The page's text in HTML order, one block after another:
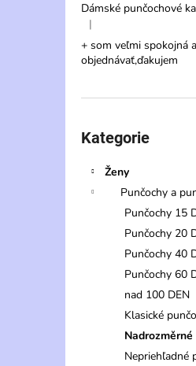
Hodnocení produktu je
|
+ som veľmi spokojná
objednávať,ďakujem
kategorie
Kategorie
Ženy
Punčochy a
Punčochy 15
Punčochy 20
Punčochy 40
Punčochy 60
nad 100 DEN
Klasické
Nepriehľadné